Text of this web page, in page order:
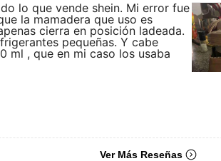
lo que vende shein. Mi error fue
la mamadera que uso es
cierra en posición ladeada.
pequeñas. Y cabe
ml , que en mi caso los usaba
Ver Más Reseñas